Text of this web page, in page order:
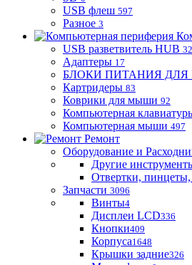
USB флеш 597
Разное 3
USB разветвитель HUB 32
Адаптеры 17
БЛОКИ ПИТАНИЯ ДЛЯ
Картридеры 83
Коврики для мыши 92
Компьютерная
Компьютерная мыши 497
Ремонт
Оборудование и
Другие
Отвертки,
Запчасти 3096
Винты4
Дисплеи LCD336
Кнопки409
Корпуса1648
Крышки задние326